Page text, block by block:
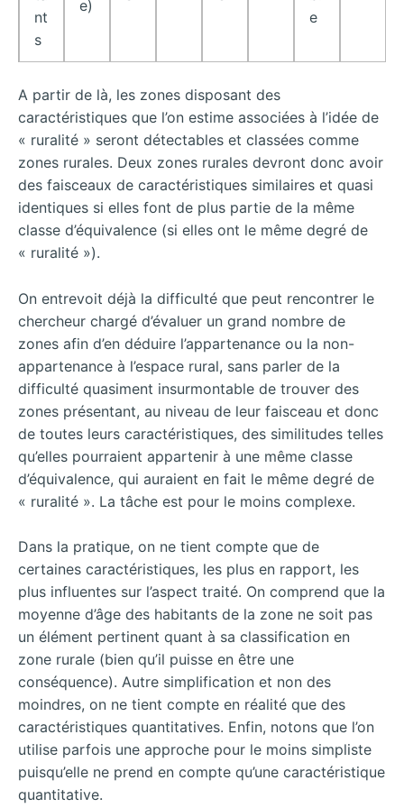
nt
s
e)
e
A partir de là, les zones disposant des
caractéristiques que l’on estime associées à l’idée de
« ruralité » seront détectables et classées comme
zones rurales. Deux zones rurales devront donc avoir
des faisceaux de caractéristiques similaires et quasi
identiques si elles font de plus partie de la même
classe d’équivalence (si elles ont le même degré de
« ruralité »).
On entrevoit déjà la difficulté que peut rencontrer le
chercheur chargé d’évaluer un grand nombre de
zones afin d’en déduire l’appartenance ou la non-
appartenance à l’espace rural, sans parler de la
difficulté quasiment insurmontable de trouver des
zones présentant, au niveau de leur faisceau et donc
de toutes leurs caractéristiques, des similitudes telles
qu’elles pourraient appartenir à une même classe
d’équivalence, qui auraient en fait le même degré de
« ruralité ». La tâche est pour le moins complexe.
Dans la pratique, on ne tient compte que de
certaines caractéristiques, les plus en rapport, les
plus influentes sur l’aspect traité. On comprend que la
moyenne d’âge des habitants de la zone ne soit pas
un élément pertinent quant à sa classification en
zone rurale (bien qu’il puisse en être une
conséquence). Autre simplification et non des
moindres, on ne tient compte en réalité que des
caractéristiques quantitatives. Enfin, notons que l’on
utilise parfois une approche pour le moins simpliste
puisqu’elle ne prend en compte qu’une caractéristique
quantitative.